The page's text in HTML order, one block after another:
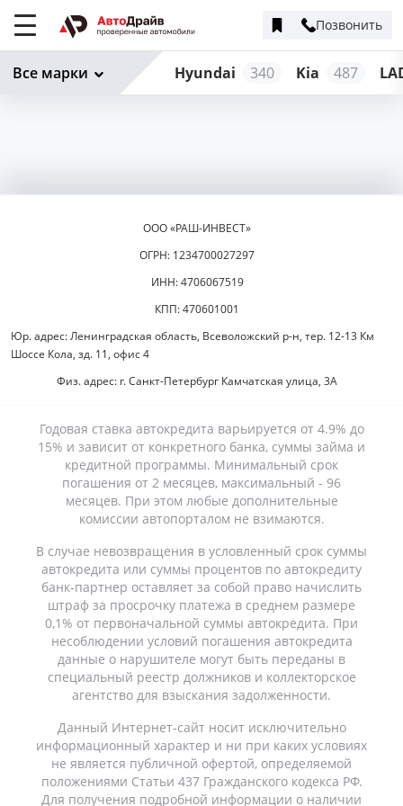
Позвонить
Hyundai 340 Kia 487
Все марки
ООО «РАШ-ИНВЕСТ»
ОГРН: 1234700027297
ИНН: 4706067519
КПП: 470601001
Юр. адрес: Ленинградская область, Всеволожский р-н, тер. 12-13 Км
Шоссе Кола, зд. 11, офис 4
Физ. адрес: г. Санкт-Петербург Камчатская улица, 3А
Годовая ставка автокредита варьируется от 4.9% до
15% и зависит от конкретного банка, суммы займа и
кредитной программы. Минимальный срок
погашения от 2 месяцев, максимальный - 96
месяцев. При этом любые дополнительные
комиссии автопорталом не взимаются.
В случае невозвращения в условленный срок суммы
автокредита или суммы процентов по автокредиту
банк-партнер оставляет за собой право начислить
штраф за просрочку платежа в среднем размере
0,1% от первоначальной суммы автокредита. При
несоблюдении условий погашения автокредита
данные о нарушителе могут быть переданы в
специальный реестр должников и коллекторское
агентство для взыскания задолженности.
Данный Интернет-сайт носит исключительно
информационный характер и ни при каких условиях
не является публичной офертой, определяемой
положениями Статьи 437 Гражданского кодекса РФ.
Для получения подробной информации о наличии